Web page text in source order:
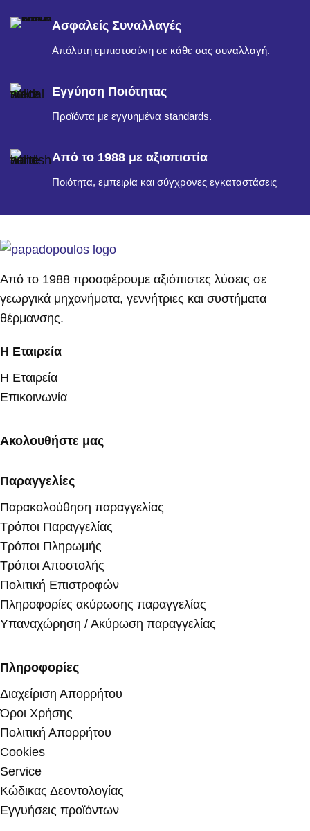
Ασφαλείς Συναλλαγές
Απόλυτη εμπιστοσύνη σε κάθε σας συναλλαγή.
Εγγύηση Ποιότητας
Προϊόντα με εγγυημένα standards.
Από το 1988 με αξιοπιστία
Ποιότητα, εμπειρία και σύγχρονες εγκαταστάσεις
Από το 1988 προσφέρουμε αξιόπιστες λύσεις σε
γεωργικά μηχανήματα, γεννήτριες και συστήματα
θέρμανσης.
Η Εταιρεία
Η Εταιρεία
Επικοινωνία
Ακολουθήστε μας
Παραγγελίες
Παρακολούθηση παραγγελίας
Τρόποι Παραγγελίας
Τρόποι Πληρωμής
Τρόποι Αποστολής
Πολιτική Επιστροφών
Πληροφορίες ακύρωσης παραγγελίας
Υπαναχώρηση / Ακύρωση παραγγελίας
Πληροφορίες
Διαχείριση Απορρήτου
Όροι Χρήσης
Πολιτική Απορρήτου
Cookies
Service
Κώδικας Δεοντολογίας
Εγγυήσεις προϊόντων